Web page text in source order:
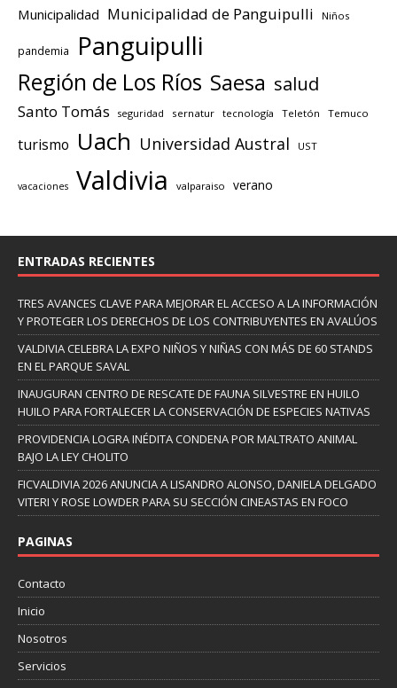
Municipalidad Municipalidad de Panguipulli Niños
pandemia Panguipulli
Región de Los Ríos Saesa salud
Santo Tomás seguridad sernatur tecnología Teletón Temuco
turismo Uach Universidad Austral UST
vacaciones Valdivia valparaiso verano
ENTRADAS RECIENTES
TRES AVANCES CLAVE PARA MEJORAR EL ACCESO A LA INFORMACIÓN
Y PROTEGER LOS DERECHOS DE LOS CONTRIBUYENTES EN AVALÚOS
VALDIVIA CELEBRA LA EXPO NIÑOS Y NIÑAS CON MÁS DE 60 STANDS
EN EL PARQUE SAVAL
INAUGURAN CENTRO DE RESCATE DE FAUNA SILVESTRE EN HUILO
HUILO PARA FORTALECER LA CONSERVACIÓN DE ESPECIES NATIVAS
PROVIDENCIA LOGRA INÉDITA CONDENA POR MALTRATO ANIMAL
BAJO LA LEY CHOLITO
FICVALDIVIA 2026 ANUNCIA A LISANDRO ALONSO, DANIELA DELGADO
VITERI Y ROSE LOWDER PARA SU SECCIÓN CINEASTAS EN FOCO
PAGINAS
Contacto
Inicio
Nosotros
Servicios